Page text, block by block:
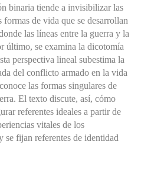
binaria tiende a invisibilizar las
de vida que se desarrollan
las líneas entre la guerra y la
último, se examina la dicotomía
perspectiva lineal subestima la
del conflicto armado en la vida
las formas singulares de
El texto discute, así, cómo
referentes ideales a partir de
vitales de los
se fijan referentes de identidad